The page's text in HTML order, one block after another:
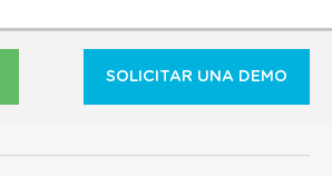
SOLICITAR UNA DEMO